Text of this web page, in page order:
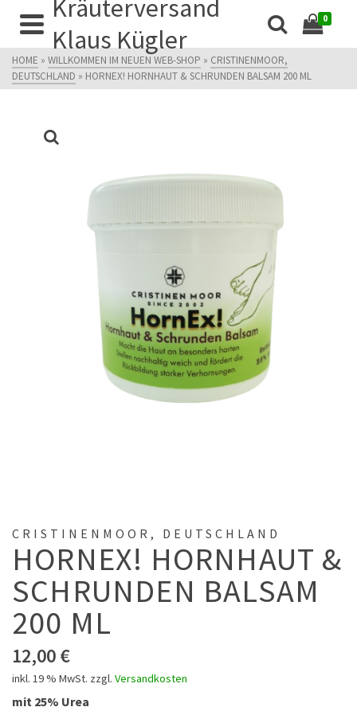
Kräuterversand
Klaus Kügler
0
HOME » WILLKOMMEN IM NEUEN WEB-SHOP » CRISTINENMOOR,
DEUTSCHLAND » HORNEX! HORNHAUT & SCHRUNDEN BALSAM 200 ML
CRISTINENMOOR, DEUTSCHLAND
HORNEX! HORNHAUT &
SCHRUNDEN BALSAM
200 ML
12,00€
inkl. 19 % MwSt. zzgl. Versandkosten
mit 25% Urea